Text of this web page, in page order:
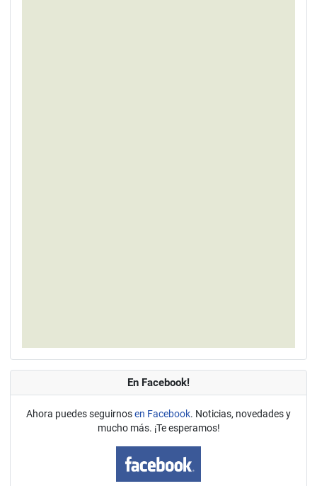
En Facebook!
Ahora puedes seguirnosen Facebook. Noticias, novedades y
mucho más. ¡Te esperamos!